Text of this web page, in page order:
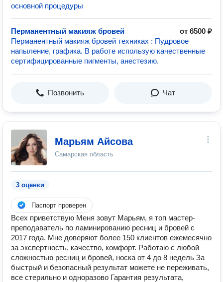
основной процедуры
Перманентный макияж бровей
от 6500 ₽
Перманентный макияж бровей техниках : Пудровое
напыление, графика. В работе использую качественные
сертифицированные пигменты, анестезию.
Позвонить Чат
Марьям Айсова
Самарская область
3 оценки
Паспорт проверен
Всех приветствую Меня зовут Марьям, я топ мастер-
преподаватель по ламинированию ресниц и бровей с
2017 года. Мне доверяют более 150 клиентов ежемесячно
за экспертность, качество, комфорт. Работаю с любой
сложностью ресниц и бровей, носка от 4 до 8 недель За
быстрый и безопасный результат можете не переживать,
все стерильно и одноразово Гарантия результата,